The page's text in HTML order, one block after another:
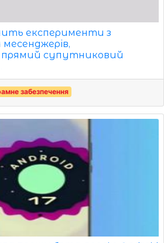
експерименти з
супутниковий
забезпечення